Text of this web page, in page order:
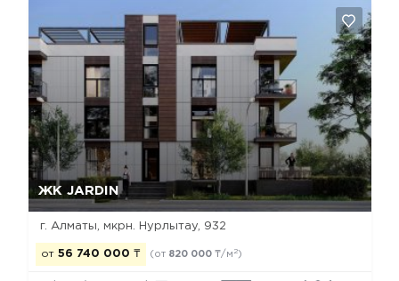
ЖК JARDIN
г. Алматы, мкрн. Нурлытау, 932
от 56 740 000 ₸ (от 820 000 ₸/м 2)
Да, удалить Отмена